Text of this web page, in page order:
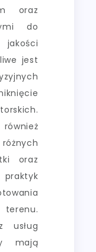
oraz
do
jest
oraz
praktyk
terenu.
usług
mają